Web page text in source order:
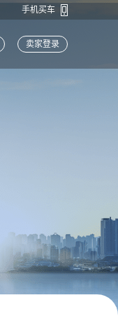
手机买车
卖家登录